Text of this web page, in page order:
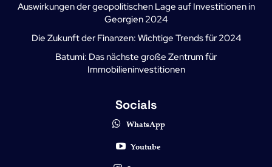
Auswirkungen der geopolitischen Lage auf Investitionen in
Georgien 2024
Die Zukunft der Finanzen: Wichtige Trends für 2024
Batumi: Das nächste große Zentrum für
Immobilieninvestitionen
Socials
WhatsApp
Youtube